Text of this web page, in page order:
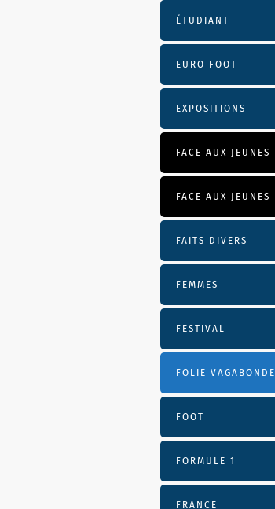
ÉTUDIANT
EURO FOOT
EXPOSITIONS
FACE AUX JEUNES
FACE AUX JEUNES
FAITS DIVERS
FEMMES
FESTIVAL
FOLIE VAGABONDE
FOOT
FORMULE 1
FRANCE